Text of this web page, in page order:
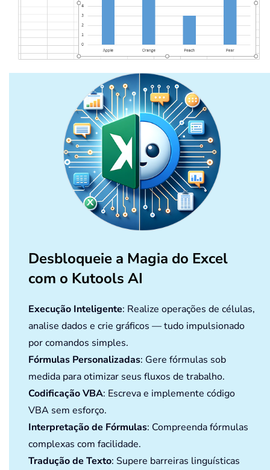
Desbloqueie a Magia do Excel
com o Kutools AI
Execução Inteligente: Realize operações de células,
analise dados e crie gráficos — tudo impulsionado
por comandos simples.
Fórmulas Personalizadas: Gere fórmulas sob
medida para otimizar seus fluxos de trabalho.
Codificação VBA: Escreva e implemente código
VBA sem esforço.
Interpretação de Fórmulas: Compreenda fórmulas
complexas com facilidade.
Tradução de Texto: Supere barreiras linguísticas